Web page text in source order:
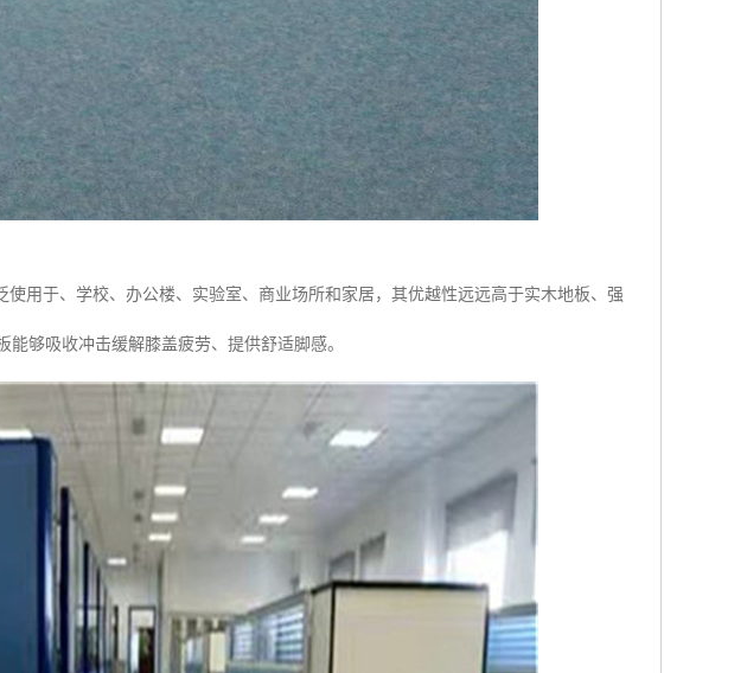
用于、学校、办公楼、实验室、商业场所和家居，其优越性远远高于实木地板、强
够吸收冲击缓解膝盖疲劳、提供舒适脚感。